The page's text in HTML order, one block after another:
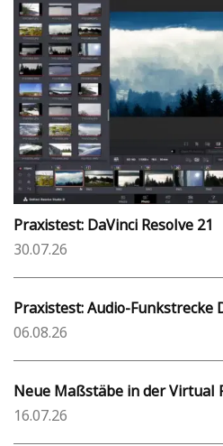
Praxistest: DaVinci Resolve 21
30.07.26
Praxistest: Audio-Funkstrecke
06.08.26
Neue Maßstäbe in der Virtual
16.07.26